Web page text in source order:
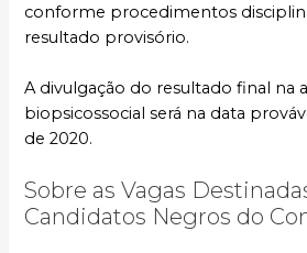
conforme procedimentos
resultado provisório.
A divulgação do resultado final na
biopsicossocial será na data
de 2020.
Sobre as Vagas
Candidatos Negros do